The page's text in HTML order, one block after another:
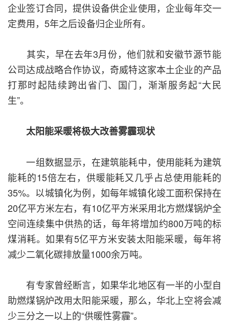
企业签订合同，提供设备供企业使用，企业每年交一
定费用，5年之后设备归企业所有。
其实，早在去年3月份，他们就和安徽节源节能
公司达成战略合作协议，奇威特这家本土企业的产品
打那时起陆续跨出省门、国门，渐渐服务起“大民
生”。
太阳能采暖将极大改善雾霾现状
一组数据显示，在建筑能耗中，使用能耗为建筑
能耗的15倍左右，供暖能耗又几乎占总使用能耗的
35%。以城镇化为例，如每年城镇化竣工面积保持在
20亿平方米左右，有10亿平方米采用北方燃煤锅炉全
空间连续集中供热的话，每年将增加约800万吨的标
煤消耗。如果有5亿平方米安装太阳能采暖，每年将
减少二氧化碳排放量1000余万吨。
有专家曾经断言，如果华北地区有一半的小型自
助燃煤锅炉改用太阳能采暖，那么，华北上空将会减
少三分之一以上的“供暖性雾霾”。